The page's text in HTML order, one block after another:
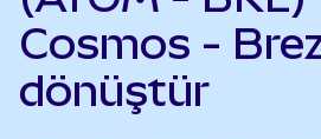
Cosmos -
dönüştür